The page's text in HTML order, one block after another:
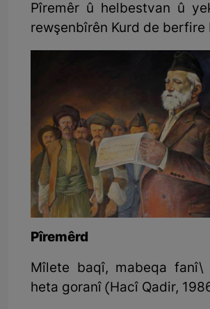
Pîremêr û helbestvan û
rewşenbîrên Kurd de berfire
Pîremêrd
Mîlete baqî, mabeqa
heta goranî (Hacî Qadir,